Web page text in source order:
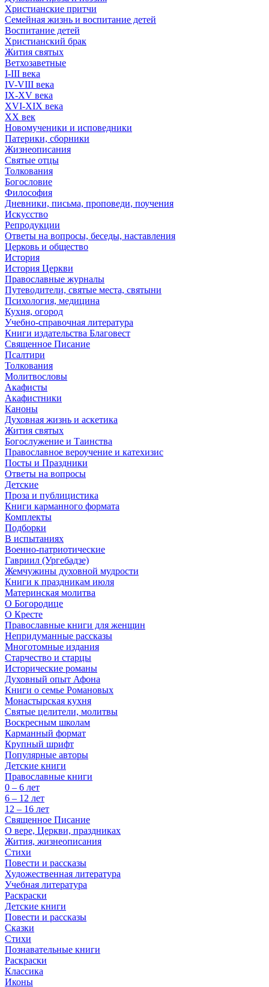
Христианские притчи
Семейная жизнь и воспитание детей
Воспитание детей
Христианский брак
Жития святых
Ветхозаветные
I-III века
IV-VIII века
IX-XV века
XVI-XIX века
XX век
Новомученики и исповедники
Патерики, сборники
Жизнеописания
Святые отцы
Толкования
Богословие
Философия
Дневники, письма, проповеди, поучения
Искусство
Репродукции
Ответы на вопросы, беседы, наставления
Церковь и общество
История
История Церкви
Православные журналы
Путеводители, святые места, святыни
Психология, медицина
Кухня, огород
Учебно-справочная литература
Книги издательства Благовест
Священное Писание
Псалтири
Толкования
Молитвословы
Акафисты
Акафистники
Каноны
Духовная жизнь и аскетика
Жития святых
Богослужение и Таинства
Православное вероучение и катехизис
Посты и Праздники
Ответы на вопросы
Детские
Проза и публицистика
Книги карманного формата
Комплекты
Подборки
В испытаниях
Военно-патриотические
Гавриил (Ургебадзе)
Жемчужины духовной мудрости
Книги к праздникам июля
Материнская молитва
О Богородице
О Кресте
Православные книги для женщин
Непридуманные рассказы
Многотомные издания
Старчество и старцы
Исторические романы
Духовный опыт Афона
Книги о семье Романовых
Монастырская кухня
Святые целители, молитвы
Воскресным школам
Карманный формат
Крупный шрифт
Популярные авторы
Детские книги
Православные книги
0 – 6 лет
6 – 12 лет
12 – 16 лет
Священное Писание
О вере, Церкви, праздниках
Жития, жизнеописания
Стихи
Повести и рассказы
Художественная литература
Учебная литература
Раскраски
Детские книги
Повести и рассказы
Сказки
Стихи
Познавательные книги
Раскраски
Классика
Иконы